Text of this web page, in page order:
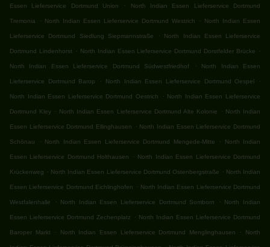
Essen Lieferservice Dortmund Union . North Indian Essen Lieferservice Dortmund
Tremonia . North Indian Essen Lieferservice Dortmund Westrich . North Indian Essen
Lieferservice Dortmund Siedlung Siepmannstraße . North Indian Essen Lieferservice
Dortmund Lindenhorst . North Indian Essen Lieferservice Dortmund Dorstfelder Brücke .
North Indian Essen Lieferservice Dortmund Südwestfriedhof . North Indian Essen
Lieferservice Dortmund Barop . North Indian Essen Lieferservice Dortmund Oespel .
North Indian Essen Lieferservice Dortmund Oestrich . North Indian Essen Lieferservice
Dortmund Kley . North Indian Essen Lieferservice Dortmund Alte Kolonie . North Indian
Essen Lieferservice Dortmund Ellinghausen . North Indian Essen Lieferservice Dortmund
Schönau . North Indian Essen Lieferservice Dortmund Mengede-Mitte . North Indian
Essen Lieferservice Dortmund Holthausen . North Indian Essen Lieferservice Dortmund
Krückenweg . North Indian Essen Lieferservice Dortmund Ostenbergstraße . North Indian
Essen Lieferservice Dortmund Eichlinghofen . North Indian Essen Lieferservice Dortmund
Westfalenhalle . North Indian Essen Lieferservice Dortmund Somborn . North Indian
Essen Lieferservice Dortmund Zechenplatz . North Indian Essen Lieferservice Dortmund
Baroper Markt . North Indian Essen Lieferservice Dortmund Menglinghausen . North
.